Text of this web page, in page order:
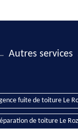
Autres services
fuite de toiture Le
de toiture Le